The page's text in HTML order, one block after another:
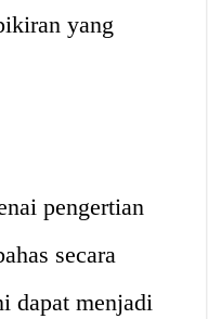
yang
pengertian
secara
dapat menjadi